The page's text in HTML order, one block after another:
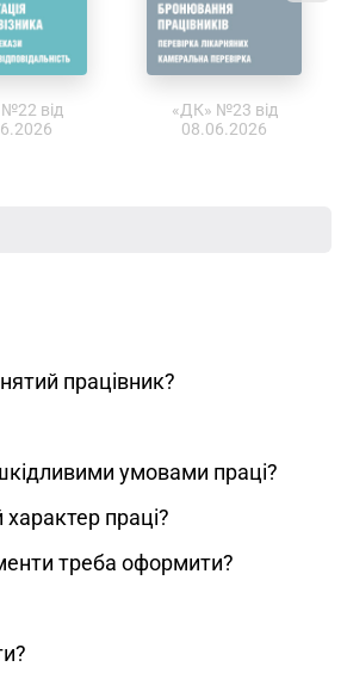
від
«ДК» №23 від
08.06.2026
працівник?
умовами праці?
праці?
треба оформити?